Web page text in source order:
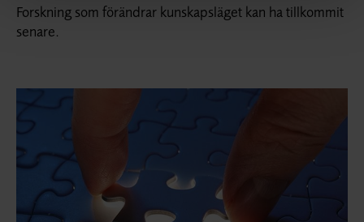
Forskning som förändrar kunskapsläget kan ha tillkommit
senare.